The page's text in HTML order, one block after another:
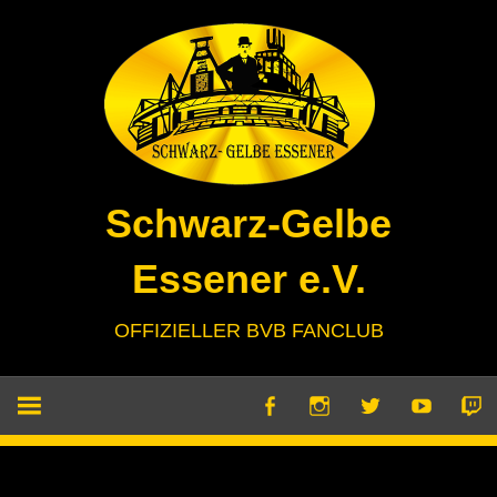
Schwarz-Gelbe
Essener e.V.
OFFIZIELLER BVB FANCLUB